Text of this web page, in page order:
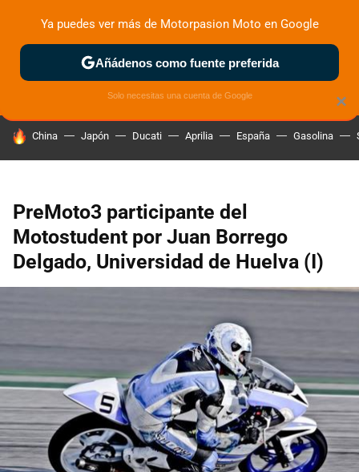
ZONA DE PRUEBAS DEPORTIVAS MOTOS ELÉCTRICAS
HOY SE HABLA DE
China Japón Ducati Aprilia España Gasolina
PreMoto3 participante del
Motostudent por Juan Borrego
Delgado, Universidad de Huelva (I)
×
Ya puedes ver más de Motorpasion Moto en Google
Añádenos como fuente preferida
Solo necesitas una cuenta de Google